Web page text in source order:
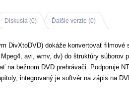
Diskusia (0) Ďalšie verzie (0)
DivXtoDVD) dokáže konvertovať filmové
avi, wmv, dv) do štruktúry súborov
na bežnom DVD prehrávači. Podporuje
integrovaný je softvér na zápis na